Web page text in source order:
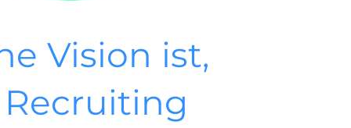
Vision ist,
Recruiting